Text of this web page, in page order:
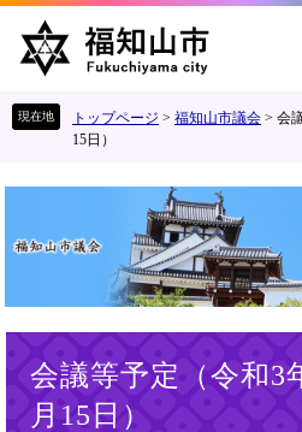
す
し
本
トップページ > 福知山市議会 > 会
15日）
会議等予定（令和3
月15日）